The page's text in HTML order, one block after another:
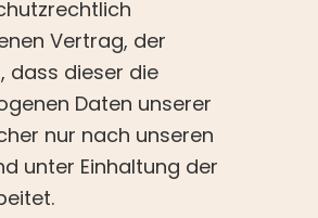
Vertrag, der
dass dieser die
Daten unserer
nur nach unseren
unter Einhaltung der